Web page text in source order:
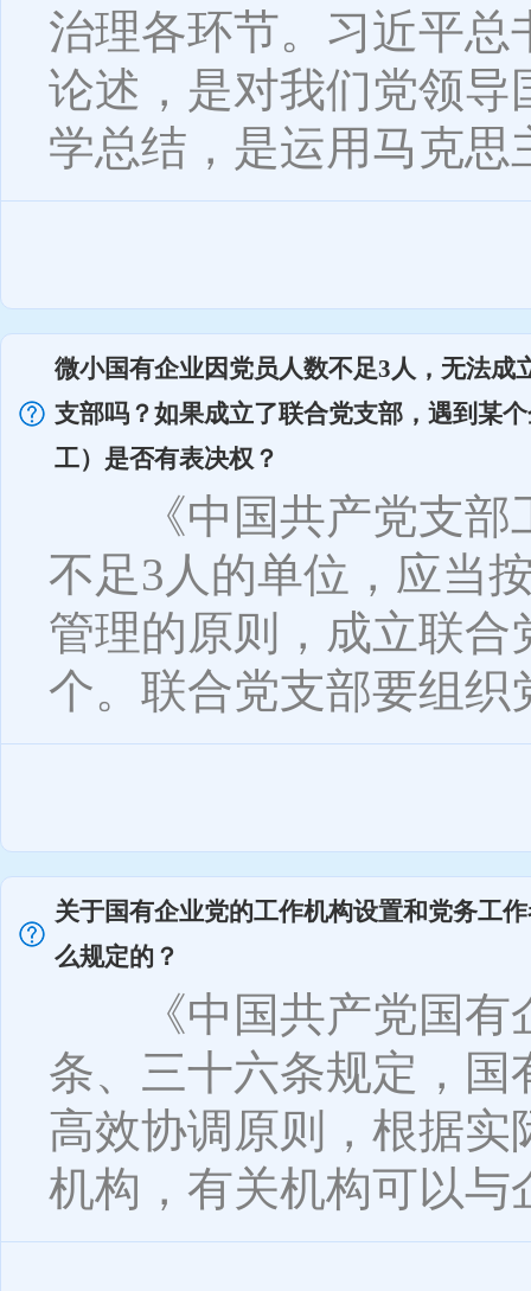
治理各环节。习近平
论述，是对我们党领
学总结，是运用马克思
微小国有企业因党员人数不足3人，无法
支部吗？如果成立了联合党支部，遇到某
工）是否有表决权？
《中国共产党支部
不足3人的单位，应当
管理的原则，成立联
个。联合党支部要组织
关于国有企业党的工作机构设置和党务工
么规定的？
《中国共产党国有
条、三十六条规定，
高效协调原则，根据
机构，有关机构可以与